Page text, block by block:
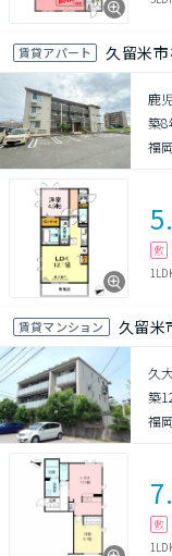
賃貸アパート 久留米
鹿
築8
福
敷
賃貸マンション 久留米
久
築
福
敷